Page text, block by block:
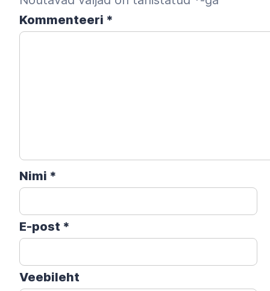
Kommenteeri *
Nimi *
E-post *
Veebileht